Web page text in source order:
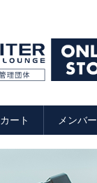
カート メンバー